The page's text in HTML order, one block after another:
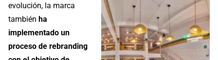
evolución, la marca
también ha
implementado un
proceso de rebranding